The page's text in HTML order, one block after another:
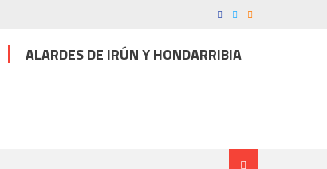
ALARDES DE IRÚN Y HONDARRIBIA